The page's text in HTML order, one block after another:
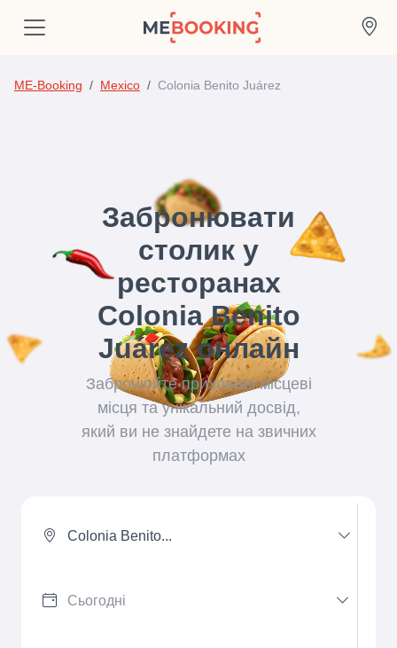
ME-Booking Mexico Colonia Benito Juárez
Забронювати
столик у
ресторанах
Colonia Benito
Juárez онлайн
Забронюйте приховані місцеві
місця та унікальний досвід,
який ви не знайдете на звичних
платформах
Colonia Benito...